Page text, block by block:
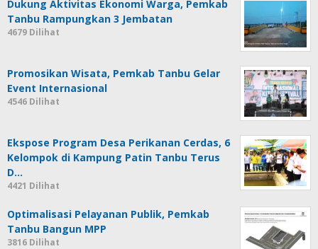
Dukung Aktivitas Ekonomi Warga, Pemkab
Tanbu Rampungkan 3 Jembatan
4679 Dilihat
Promosikan Wisata, Pemkab Tanbu Gelar
Event Internasional
4546 Dilihat
Ekspose Program Desa Perikanan Cerdas, 6
Kelompok di Kampung Patin Tanbu Terus
D…
4421 Dilihat
Optimalisasi Pelayanan Publik, Pemkab
Tanbu Bangun MPP
3816 Dilihat